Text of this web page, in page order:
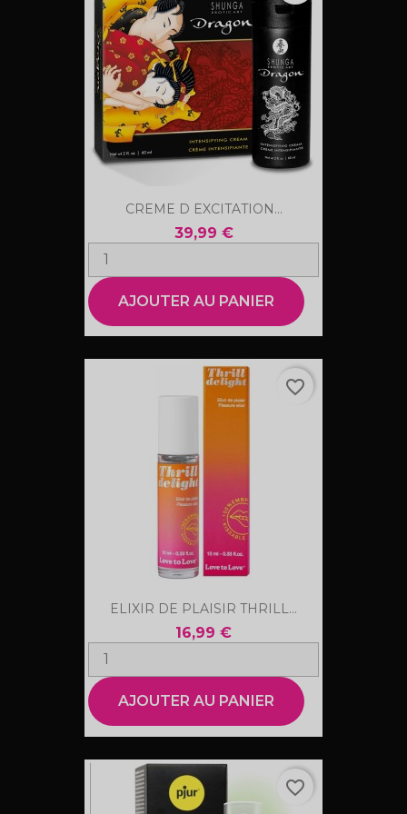
CREME D EXCITATION...
39,99 €
AJOUTER AU PANIER
ELIXIR DE PLAISIR THRILL...
16,99 €
AJOUTER AU PANIER
favorite_border
favorite_border